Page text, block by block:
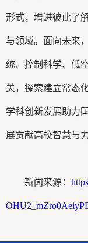
形式，增进彼此了
与领域。面向未来
统、控制科学、低
关，探索建立常态
学科创新发展助力
展贡献高校智慧与力
新闻来源：